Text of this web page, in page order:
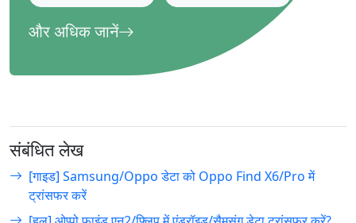
और अधिक जानें
संबंधित लेख
[गाइड] Samsung/Oppo डेटा को Oppo Find X6/Pro में
ट्रांसफर करें